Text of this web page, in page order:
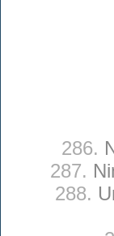
286.
287.
288.